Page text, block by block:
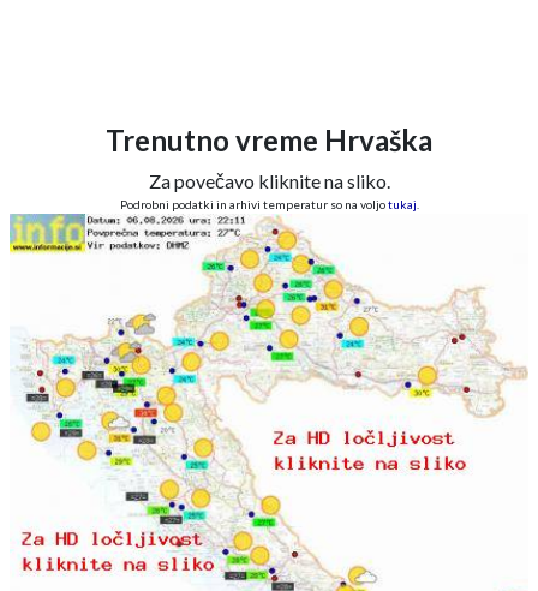
Trenutno vreme Hrvaška
Za povečavo kliknite na sliko.
Podrobni podatki in arhivi temperatur so na voljotukaj